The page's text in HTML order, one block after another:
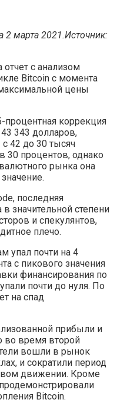
2 марта 2021.Источник:
отчет с анализом
Bitcoin с момента
цены
коррекция
343 долларов,
42 до 30 тысяч
30 процентов, однако
рынка она
последняя
значительной степени
и спекулянтов,
плечо.
упал почти на 4
с пикового значения
финансирования по
почти до нуля. По
на спад
прибыли и
во время второй
вошли в рынок
и сократили период
движении. Кроме
Bitcoin.